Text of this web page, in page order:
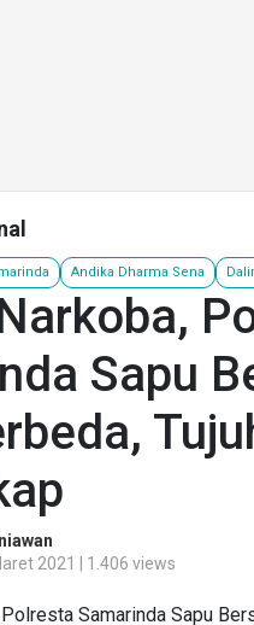
Andika Dharma Sena
Sapu
2021 | 1.406 views